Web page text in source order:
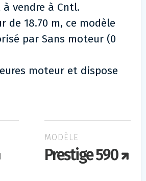
vendre à Cntl.
de 18.70 m, ce modèle
par Sans moteur (0
moteur et dispose
MODÈLE
Prestige 590